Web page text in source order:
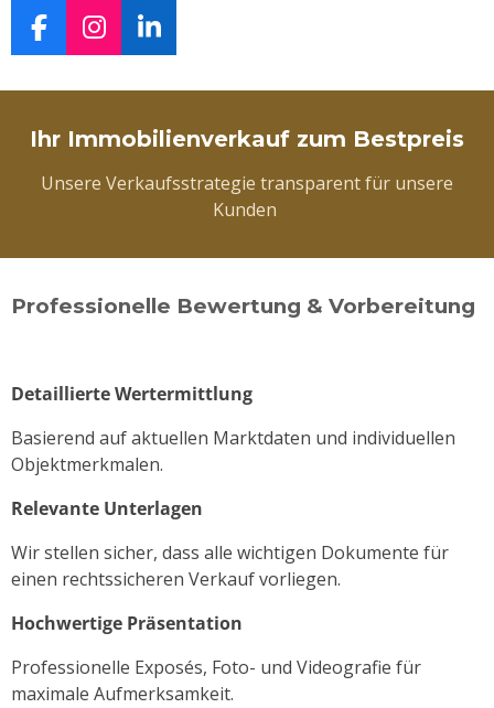
F
a
c
b
o
o
I
n
s
a
r
m
L
i
n
e
I
Ihr Immobilienverkauf zum Bestpreis
Unsere Verkaufsstrategie transparent für unsere
Kunden
Professionelle Bewertung & Vorbereitung
Detaillierte Wertermittlung
Basierend auf aktuellen Marktdaten und individuellen
Objektmerkmalen.
Relevante Unterlagen
Wir stellen sicher, dass alle wichtigen Dokumente für
einen rechtssicheren Verkauf vorliegen.
Hochwertige Präsentation
Professionelle Exposés, Foto- und Videografie für
maximale Aufmerksamkeit.